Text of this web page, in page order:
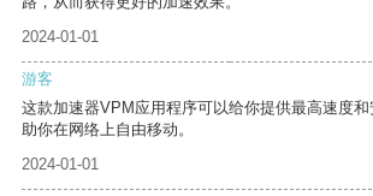
2024-01-01
游客
这款加速器VPM应用程序可以给你提供最高速度
助你在网络上自由移动。
2024-01-01